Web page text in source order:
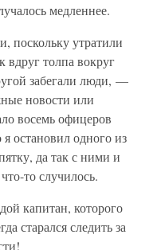
медленнее.
поскольку утратили
вдруг толпа вокруг
забегали люди, —
новости или
восемь офицеров
остановил одного из
да так с ними и
то случилось.
капитан, которого
старался следить за